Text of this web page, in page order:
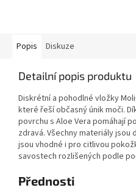
Popis Diskuze
Detailní popis produktu
Diskrétní a pohodlné vložky
které řeší občasný únik moči.
povrchu s Aloe Vera pomáhají
zdravá. Všechny materiály
jsou vhodné i pro citlivou
savostech rozlišených podle
Přednosti